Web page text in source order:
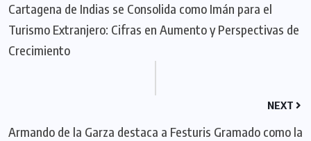
Cartagena de Indias se Consolida como Imán para el
Turismo Extranjero: Cifras en Aumento y Perspectivas de
Crecimiento
NEXT
Armando de la Garza destaca a Festuris Gramado como la